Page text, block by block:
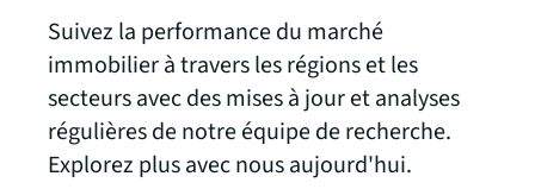
Suivez la performance du marché
immobilier à travers les régions et les
secteurs avec des mises à jour et analyses
régulières de notre équipe de recherche.
Explorez plus avec nous aujourd'hui.